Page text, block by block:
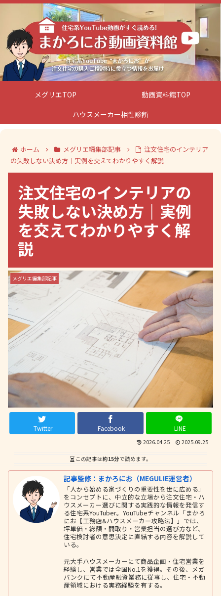
メグリエTOP
動画資料館TOP
ハウスメーカー相性診断
ホーム メグリエ編集部記事
注文住宅のインテリア
の失敗しない決め方｜実例を交えてわかりやすく解説
注文住宅のインテリアの
失敗しない決め方｜実例
を交えてわかりやすく解
説
メグリエ編集部記事
Twitter Facebook LINE
2026.04.25 2025.09.25
この記事は約15分で読めます。
記事監修：まかろにお（MEGULIE運営者）
「人から始める家づくりの重要性を世に広める」
をコンセプトに、中立的な立場から注文住宅・ハ
ウスメーカー選びに関する実践的な情報を発信す
る住宅系YouTuber。YouTubeチャンネル「まかろ
にお【工務店&ハウスメーカー攻略法】」では、
坪単価・総額・間取り・営業担当の選び方など、
住宅検討者の意思決定に直結する内容を解説して
いる。
元大手ハウスメーカーにて商品企画・住宅営業を
経験し、営業では全国No.1を獲得。その後、メガ
バンクにて不動産融資業務に従事し、住宅・不動
産領域における実務経験を有する。